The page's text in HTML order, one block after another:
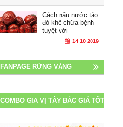
Cách nấu nước táo
đỏ khô chữa bệnh
tuyệt vời
14 10 2019
FANPAGE RỪNG VÀNG
COMBO GIA VỊ TÂY BẮC GIÁ TỐT